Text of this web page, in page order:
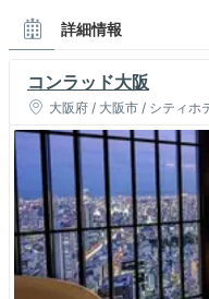
詳細情報
コンラッド大阪
大阪府 / 大阪市 / シティホ